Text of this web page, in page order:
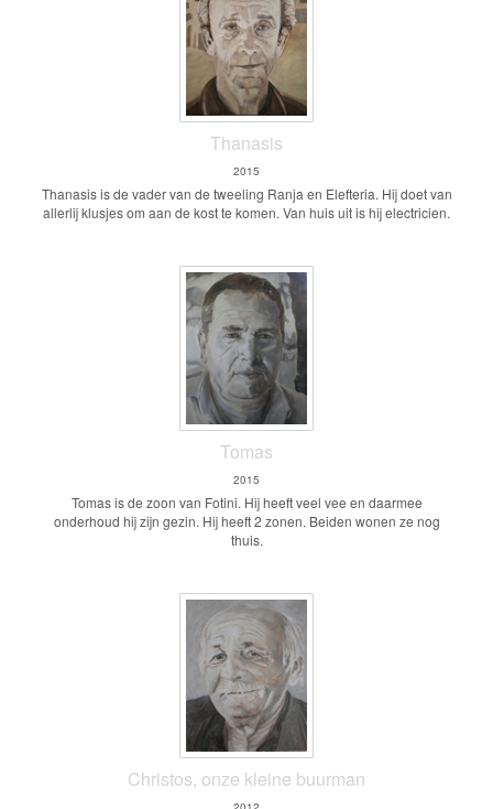
Thanasis
2015
Thanasis is de vader van de tweeling Ranja en Elefteria. Hij doet van
allerlij klusjes om aan de kost te komen. Van huis uit is hij electricien.
Tomas
2015
Tomas is de zoon van Fotini. Hij heeft veel vee en daarmee
onderhoud hij zijn gezin. Hij heeft 2 zonen. Beiden wonen ze nog
thuis.
Christos, onze kleine buurman